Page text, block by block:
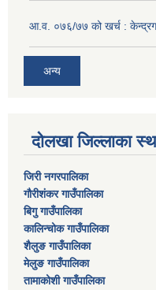
आ.व. ०७६/७७ को खर्च :
अन्य
दोलखा जिल्लाका
जिरी नगरपालिका
गौरीशंकर गाउँपालिका
बिगु गाउँपालिका
कालिन्चोक गाउँपालिका
शैलुङ गाउँपालिका
मेलुङ गाउँपालिका
तामाकोशी गाउँपालिका